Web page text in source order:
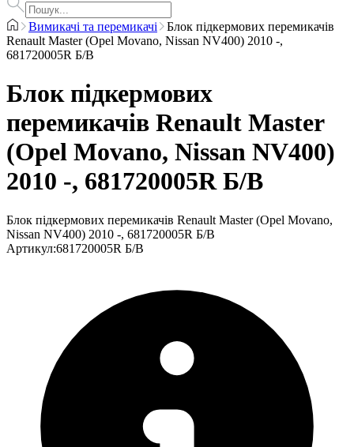
Вимикачі та перемикачі
Блок підкермових перемикачів
Renault Master (Opel Movano, Nissan NV400) 2010 -,
681720005R Б/В
Блок підкермових
перемикачів Renault Master
(Opel Movano, Nissan NV400)
2010 -, 681720005R Б/В
Блок підкермових перемикачів Renault Master (Opel Movano,
Nissan NV400) 2010 -, 681720005R Б/В
Артикул:681720005R Б/В